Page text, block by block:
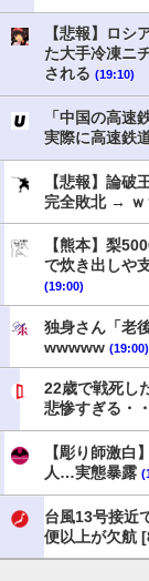
【悲報】ロシ
た大手冷凍ニ
される (19:10)
「中国の高速
実際に高速鉄
【悲報】論破
完全敗北 → ｗ
【熊本】梨
で炊き出しや
(19:00)
独身さん「老
wwwww (19:00)
22歳で戦死し
悲惨すぎる・
【彫り師激白
人…実態暴露
台風13号接近
便以上が欠航